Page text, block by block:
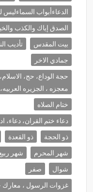
الدعاءأبواب السماءليس
الصدق إياك والكذب
بيت المقدس
تأديب
جمادي الاخر
حجة الوداع، حج،
معجزه ، الجزيره
ختام الصلاه
دعاء ختم القران، دعاء،
ذو الحجة
ذو القعدة
شهر المحرم
شهر
شوال
صفر
غزوات الرسول ، معارك